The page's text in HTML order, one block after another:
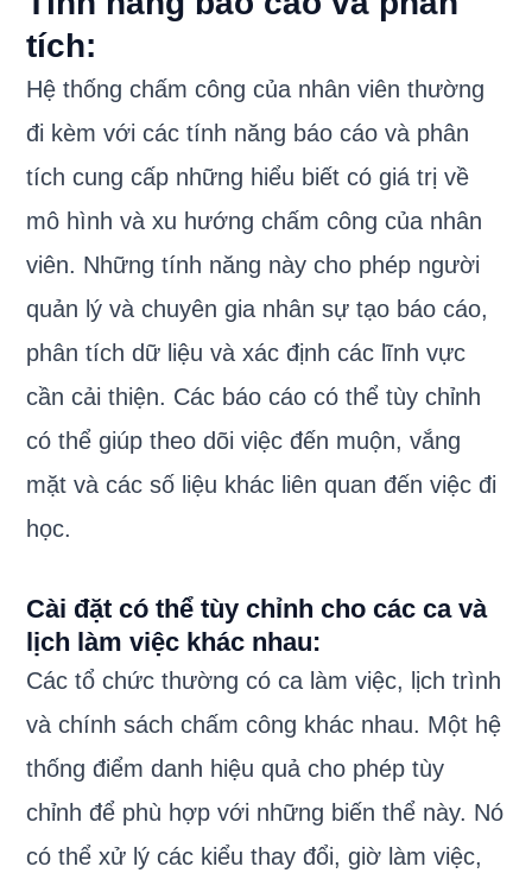
tích:
Hệ thống chấm công của nhân viên thường
đi kèm với các tính năng báo cáo và phân
tích cung cấp những hiểu biết có giá trị về
mô hình và xu hướng chấm công của nhân
viên. Những tính năng này cho phép người
quản lý và chuyên gia nhân sự tạo báo cáo,
phân tích dữ liệu và xác định các lĩnh vực
cần cải thiện. Các báo cáo có thể tùy chỉnh
có thể giúp theo dõi việc đến muộn, vắng
mặt và các số liệu khác liên quan đến việc đi
học.
Cài đặt có thể tùy chỉnh cho các ca và
lịch làm việc khác nhau:
Các tổ chức thường có ca làm việc, lịch trình
và chính sách chấm công khác nhau. Một hệ
thống điểm danh hiệu quả cho phép tùy
chỉnh để phù hợp với những biến thể này. Nó
có thể xử lý các kiểu thay đổi, giờ làm việc,